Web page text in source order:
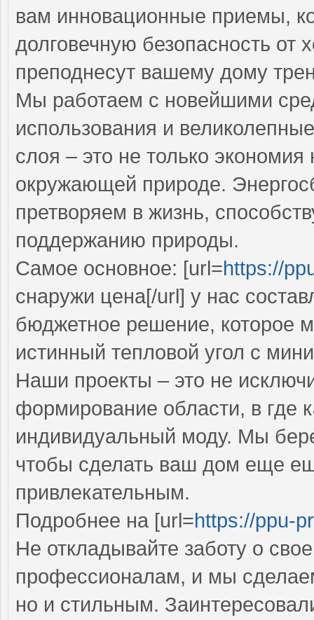
вам инновационные приемы,
долговечную безопасность от
преподнесут вашему дому
Мы работаем с новейшими
использования и
слоя – это не только
окружающей природе.
претворяем в жизнь,
поддержанию природы.
Самое основное: [url=https://
снаружи цена[/url] у нас
бюджетное решение, которое
истинный тепловой угол с
Наши проекты – это не
формирование области, в где
индивидуальный моду. Мы
чтобы сделать ваш дом еще
привлекательным.
Подробнее на [url=https://ppu-
Не откладывайте заботу о
профессионалам, и мы
но и стильным.